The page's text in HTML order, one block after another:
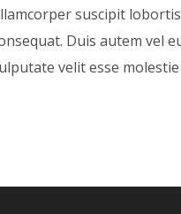
suscipit
Duis autem vel
velit esse